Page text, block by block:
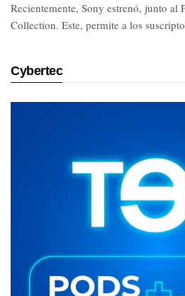
Recientemente, Sony estrenó, junto al
Collection. Este, permite a los
Cybertec